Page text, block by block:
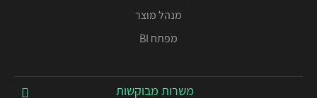
מנהל מוצר
מפתח BI
משרות מבוקשות